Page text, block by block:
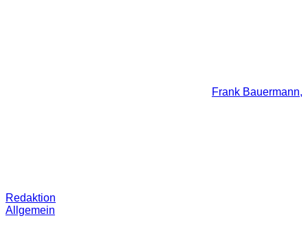
Frank Bauermann,
Redaktion
Allgemein